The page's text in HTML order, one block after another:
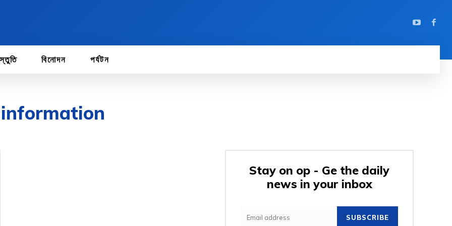
বিনোদন পর্যটন
Stay on op - Ge the daily
news in your inbox
SUBSCRIBE